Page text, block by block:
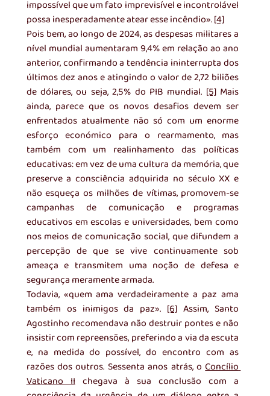
impossível que um fato imprevisível e incontrolável
possa inesperadamente atear esse incêndio». [4]
Pois bem, ao longo de 2024, as despesas militares a
nível mundial aumentaram 9,4% em relação ao ano
anterior, confirmando a tendência ininterrupta dos
últimos dez anos e atingindo o valor de 2,72 biliões
de dólares, ou seja, 2,5% do PIB mundial. [5] Mais
ainda, parece que os novos desafios devem ser
enfrentados atualmente não só com um enorme
esforço económico para o rearmamento, mas
também com um realinhamento das políticas
educativas: em vez de uma cultura da memória, que
preserve a consciência adquirida no século XX e
não esqueça os milhões de vítimas, promovem-se
campanhas de comunicação e programas
educativos em escolas e universidades, bem como
nos meios de comunicação social, que difundem a
percepção de que se vive continuamente sob
ameaça e transmitem uma noção de defesa e
segurança meramente armada.
Todavia, «quem ama verdadeiramente a paz ama
também os inimigos da paz». [6] Assim, Santo
Agostinho recomendava não destruir pontes e não
insistir com repreensões, preferindo a via da escuta
e, na medida do possível, do encontro com as
razões dos outros. Sessenta anos atrás, o Concílio
Vaticano II chegava à sua conclusão com a